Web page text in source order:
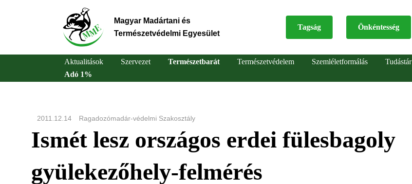
Magyar Madártani és
Természetvédelmi Egyesület
Top
Tagság Önkéntesség
Main
navigation
Aktualitások Szervezet Természetbarát Természetvédelem Szemléletformálás
Tudástár
Adó 1%
2011.12.14 Ragadozómadár-védelmi Szakosztály
Ismét lesz országos erdei fülesbagoly
gyülekezőhely-felmérés